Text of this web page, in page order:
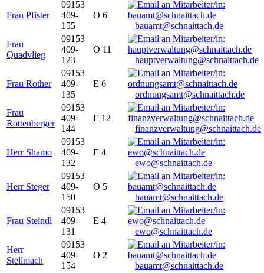
Frau Pfister
09153
409-
155
O 6
bauamt@schnaittach.de
Frau
Quadvlieg
09153
409-
123
O 11
hauptverwaltung@schnaittach.de
Frau Rother
09153
409-
135
E 6
ordnungsamt@schnaittach.de
Frau
Rottenberger
09153
409-
144
E 12
finanzverwaltung@schnaittach.de
Herr Shamo
09153
409-
132
E 4
ewo@schnaittach.de
Herr Steger
09153
409-
150
O 5
bauamt@schnaittach.de
Frau Steindl
09153
409-
131
E 4
ewo@schnaittach.de
Herr
Stellmach
09153
409-
154
O 2
bauamt@schnaittach.de